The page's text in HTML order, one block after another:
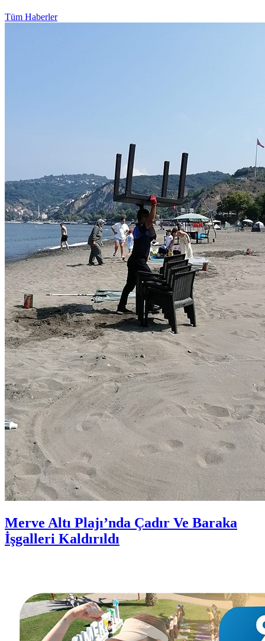
Tüm Haberler
Merve Altı Plajı’nda Çadır Ve Baraka
İşgalleri Kaldırıldı